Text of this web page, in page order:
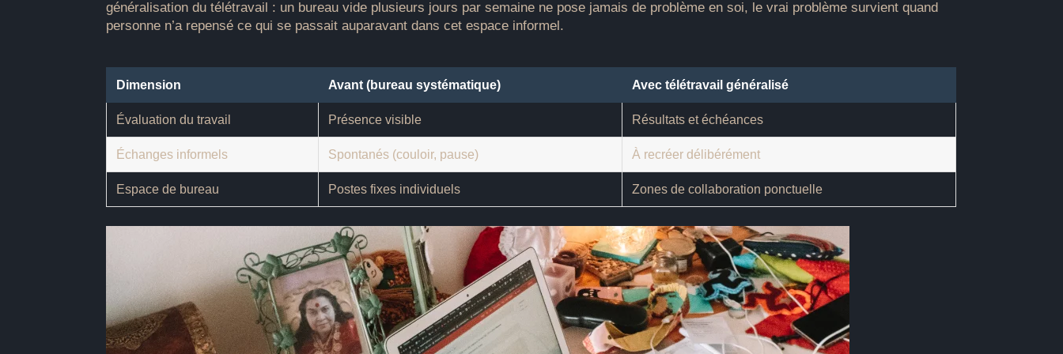
généralisation du télétravail : un bureau vide plusieurs jours par semaine ne pose jamais de problème en soi, le vrai problème survient quand
personne n’a repensé ce qui se passait auparavant dans cet espace informel.
Dimension Avant (bureau systématique) Avec télétravail généralisé
Évaluation du travail Présence visible Résultats et échéances
Échanges informels Spontanés (couloir, pause) À recréer délibérément
Espace de bureau Postes fixes individuels Zones de collaboration ponctuelle